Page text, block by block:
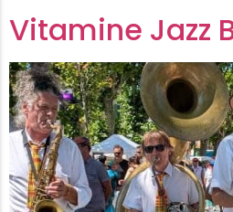
Vitamine Jazz